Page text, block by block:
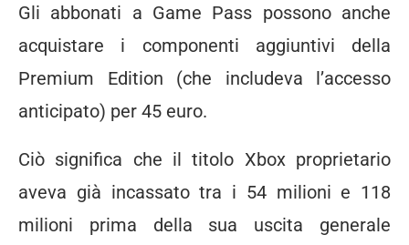
Gli abbonati a Game Pass possono anche
acquistare i componenti aggiuntivi della
Premium Edition (che includeva l’accesso
anticipato) per 45 euro.
Ciò significa che il titolo Xbox proprietario
aveva già incassato tra i 54 milioni e 118
milioni prima della sua uscita generale